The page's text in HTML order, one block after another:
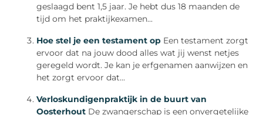
geslaagd bent 1,5 jaar. Je hebt dus 18 maanden de
tijd om het praktijkexamen...
Hoe stel je een testament op Een testament zorgt
ervoor dat na jouw dood alles wat jij wenst netjes
geregeld wordt. Je kan je erfgenamen aanwijzen en
het zorgt ervoor dat...
Verloskundigenpraktijk in de buurt van
Oosterhout De zwangerschap is een onvergetelijke